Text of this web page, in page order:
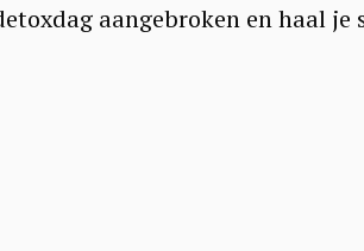
aangebroken en haal